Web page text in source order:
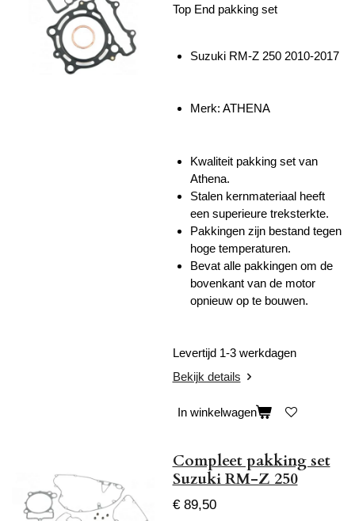
Top End pakking set
Suzuki RM-Z 250 2010-2017
Merk: ATHENA
Kwaliteit pakking set van
Athena.
Stalen kernmateriaal heeft
een superieure treksterkte.
Pakkingen zijn bestand tegen
hoge temperaturen.
Bevat alle pakkingen om de
bovenkant van de motor
opnieuw op te bouwen.
Levertijd 1-3 werkdagen
Bekijk details
In winkelwagen
Compleet pakking set
Suzuki RM-Z 250
€ 89,50